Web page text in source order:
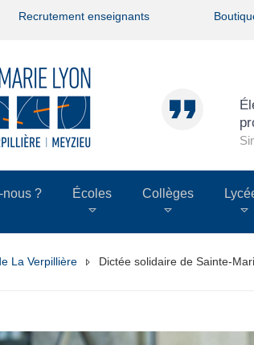
Recrutement enseignants
nous ? Écoles Collèges
La Verpillière Dictée solidaire de Sainte-